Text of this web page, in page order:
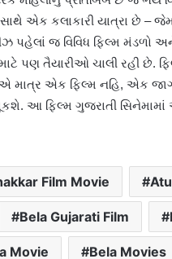
એક કલાકારી યાત્રા છે –
જ વિવિધ ફિલ્મ મંડળો
પણ તૈયારીઓ ચાલી રહી છે.
માત્ર એક ફિલ્મ નહિ, એક
આ ફિલ્મ ગુજરાતી સિનેમામાં
Film Movie
Bela Gujarati Film
Movie Bela Movies